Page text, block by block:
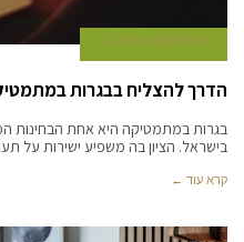
30 בספטמבר 2025
הדרך להצליח בבגרות
בגרות במתמטיקה היא אחת הבחינות
בישראל. הציון בה משפיע ישירות על
קרא עוד ←